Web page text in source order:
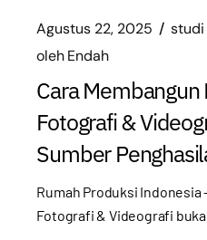
Agustus 22, 2025
studi
olehEndah
Cara Membangun
Fotografi &
Sumber
Rumah Produksi Indonesia
Fotografi & Videografi